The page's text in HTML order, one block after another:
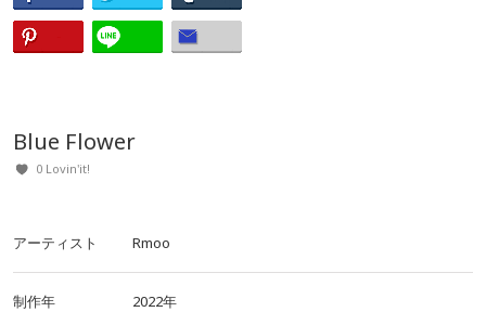
Blue Flower
0 Lovin'it!
アーティスト Rmoo
制作年 2022年